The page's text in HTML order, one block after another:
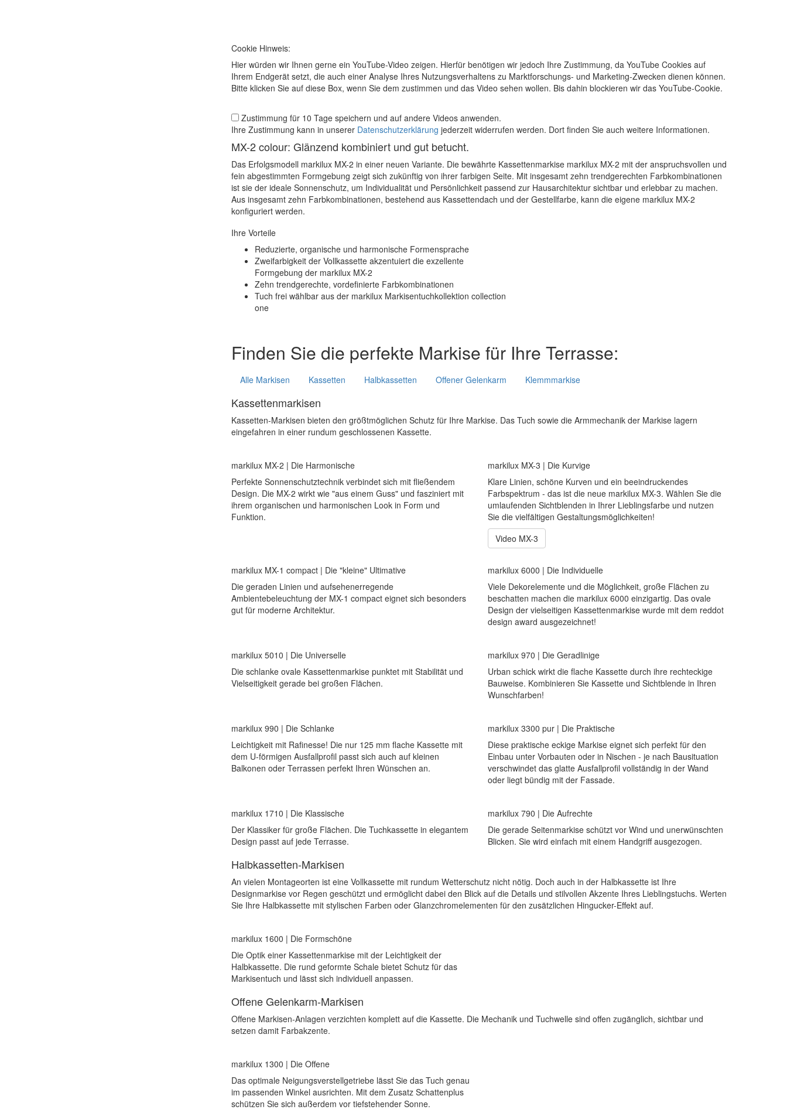
Cookie Hinweis:
Hier würden wir Ihnen gerne ein YouTube-Video zeigen. Hierfür benötigen wir jedoch Ihre Zustimmung, da YouTube Cookies auf
Ihrem Endgerät setzt, die auch einer Analyse Ihres Nutzungsverhaltens zu Marktforschungs- und Marketing-Zwecken dienen können.
Bitte klicken Sie auf diese Box, wenn Sie dem zustimmen und das Video sehen wollen. Bis dahin blockieren wir das YouTube-Cookie.
Zustimmung für 10 Tage speichern und auf andere Videos anwenden.
Ihre Zustimmung kann in unserer Datenschutzerklärung jederzeit widerrufen werden. Dort finden Sie auch weitere Informationen.
MX-2 colour: Glänzend kombiniert und gut betucht.
Das Erfolgsmodell markilux MX-2 in einer neuen Variante. Die bewährte Kassettenmarkise markilux MX-2 mit der anspruchsvollen und
fein abgestimmten Formgebung zeigt sich zukünftig von ihrer farbigen Seite. Mit insgesamt zehn trendgerechten Farbkombinationen
ist sie der ideale Sonnenschutz, um Individualität und Persönlichkeit passend zur Hausarchitektur sichtbar und erlebbar zu machen.
Aus insgesamt zehn Farbkombinationen, bestehend aus Kassettendach und der Gestellfarbe, kann die eigene markilux MX-2
konfiguriert werden.
Ihre Vorteile
Reduzierte, organische und harmonische Formensprache
Zweifarbigkeit der Vollkassette akzentuiert die exzellente
Formgebung der markilux MX-2
Zehn trendgerechte, vordefinierte Farbkombinationen
Tuch frei wählbar aus der markilux Markisentuchkollektion collection
one
Finden Sie die perfekte Markise für Ihre Terrasse:
Alle Markisen Kassetten Halbkassetten Offener Gelenkarm Klemmmarkise
Kassettenmarkisen
Kassetten-Markisen bieten den größtmöglichen Schutz für Ihre Markise. Das Tuch sowie die Armmechanik der Markise lagern
eingefahren in einer rundum geschlossenen Kassette.
markilux MX-2 | Die Harmonische
Perfekte Sonnenschutztechnik verbindet sich mit fließendem
Design. Die MX-2 wirkt wie "aus einem Guss" und fasziniert mit
ihrem organischen und harmonischen Look in Form und
Funktion.
markilux MX-3 | Die Kurvige
Klare Linien, schöne Kurven und ein beeindruckendes
Farbspektrum - das ist die neue markilux MX-3. Wählen Sie die
umlaufenden Sichtblenden in Ihrer Lieblingsfarbe und nutzen
Sie die vielfältigen Gestaltungsmöglichkeiten!
Video MX-3
markilux MX-1 compact | Die "kleine" Ultimative
Die geraden Linien und aufsehenerregende
Ambientebeleuchtung der MX-1 compact eignet sich besonders
gut für moderne Architektur.
markilux 6000 | Die Individuelle
Viele Dekorelemente und die Möglichkeit, große Flächen zu
beschatten machen die markilux 6000 einzigartig. Das ovale
Design der vielseitigen Kassettenmarkise wurde mit dem reddot
design award ausgezeichnet!
markilux 5010 | Die Universelle
Die schlanke ovale Kassettenmarkise punktet mit Stabilität und
Vielseitigkeit gerade bei großen Flächen.
markilux 970 | Die Geradlinige
Urban schick wirkt die flache Kassette durch ihre rechteckige
Bauweise. Kombinieren Sie Kassette und Sichtblende in Ihren
Wunschfarben!
markilux 990 | Die Schlanke
Leichtigkeit mit Rafinesse! Die nur 125 mm flache Kassette mit
dem U-förmigen Ausfallprofil passt sich auch auf kleinen
Balkonen oder Terrassen perfekt Ihren Wünschen an.
markilux 3300 pur | Die Praktische
Diese praktische eckige Markise eignet sich perfekt für den
Einbau unter Vorbauten oder in Nischen - je nach Bausituation
verschwindet das glatte Ausfallprofil vollständig in der Wand
oder liegt bündig mit der Fassade.
markilux 1710 | Die Klassische
Der Klassiker für große Flächen. Die Tuchkassette in elegantem
Design passt auf jede Terrasse.
markilux 790 | Die Aufrechte
Die gerade Seitenmarkise schützt vor Wind und unerwünschten
Blicken. Sie wird einfach mit einem Handgriff ausgezogen.
Halbkassetten-Markisen
An vielen Montageorten ist eine Vollkassette mit rundum Wetterschutz nicht nötig. Doch auch in der Halbkassette ist Ihre
Designmarkise vor Regen geschützt und ermöglicht dabei den Blick auf die Details und stilvollen Akzente Ihres Lieblingstuchs. Werten
Sie Ihre Halbkassette mit stylischen Farben oder Glanzchromelementen für den zusätzlichen Hingucker-Effekt auf.
markilux 1600 | Die Formschöne
Die Optik einer Kassettenmarkise mit der Leichtigkeit der
Halbkassette. Die rund geformte Schale bietet Schutz für das
Markisentuch und lässt sich individuell anpassen.
Offene Gelenkarm-Markisen
Offene Markisen-Anlagen verzichten komplett auf die Kassette. Die Mechanik und Tuchwelle sind offen zugänglich, sichtbar und
setzen damit Farbakzente.
markilux 1300 | Die Offene
Das optimale Neigungsverstellgetriebe lässt Sie das Tuch genau
im passenden Winkel ausrichten. Mit dem Zusatz Schattenplus
schützen Sie sich außerdem vor tiefstehender Sonne.